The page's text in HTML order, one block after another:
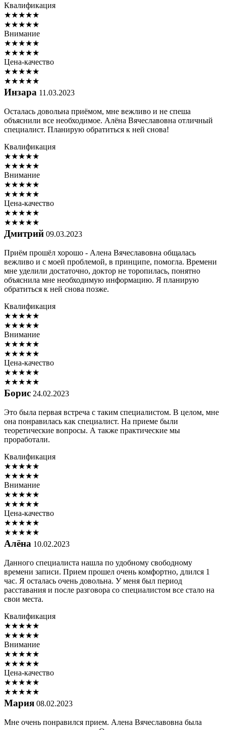
Квалификация
★★★★★
★★★★★
Внимание
★★★★★
★★★★★
Цена-качество
★★★★★
★★★★★
Инзара 11.03.2023
Осталась довольна приёмом, мне вежливо и не спеша
объяснили все необходимое. Алёна Вячеславовна отличный
специалист. Планирую обратиться к ней снова!
Квалификация
★★★★★
★★★★★
Внимание
★★★★★
★★★★★
Цена-качество
★★★★★
★★★★★
Дмитрий 09.03.2023
Приём прошёл хорошо - Алена Вячеславовна общалась
вежливо и с моей проблемой, в принципе, помогла. Времени
мне уделили достаточно, доктор не торопилась, понятно
объяснила мне необходимую информацию. Я планирую
обратиться к ней снова позже.
Квалификация
★★★★★
★★★★★
Внимание
★★★★★
★★★★★
Цена-качество
★★★★★
★★★★★
Борис 24.02.2023
Это была первая встреча с таким специалистом. В целом, мне
она понравилась как специалист. На приеме были
теоретические вопросы. А также практические мы
проработали.
Квалификация
★★★★★
★★★★★
Внимание
★★★★★
★★★★★
Цена-качество
★★★★★
★★★★★
Алёна 10.02.2023
Данного специалиста нашла по удобному свободному
времени записи. Прием прошел очень комфортно, длился 1
час. Я осталась очень довольна. У меня был период
расставания и после разговора со специалистом все стало на
свои места.
Квалификация
★★★★★
★★★★★
Внимание
★★★★★
★★★★★
Цена-качество
★★★★★
★★★★★
Мария 08.02.2023
Мне очень понравился прием. Алена Вячеславовна была